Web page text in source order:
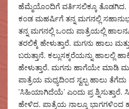
ಹೆಮ್ಮೆಯೊಂದಿಗೆ ವರ್ತಿಸಲಿಕ್ಕೂ
ಕಂಡ ಮಹರ್ಷಿಗೆ ತನ್ನ ಮಗನಲ್ಲಿ
ತನ್ನ ಮಗನಲ್ಲಿ ಒಂದು ಪಾತ್ರೆಯಲ್ಲಿ
ತರಲಿಕ್ಕೆ ಹೇಳುತ್ತಾರೆ. ಮಗನು ಹಾಲು
ಬರುತ್ತಾನೆ. ಕಲ್ಲುಸಕ್ಕರೆಯನ್ನು ಹಾಲಲ್ಲಿ
ಹೇಳುತ್ತಾರೆ. ಮಗನು ಹಾಗೆಯೇ ಮಾಡಿ
ಪಾತ್ರೆಯ ಮಧ್ಯದಿಂದ ಸ್ವಲ್ಪ ಹಾಲು
’ಸಿಹಿಯಾಗಿದೆಯೆ’ ಎಂದು ಪ್ರ
ಹೇಳಿದ. ಪಾತ್ರೆಯ ನಾಲ್ಕೂ